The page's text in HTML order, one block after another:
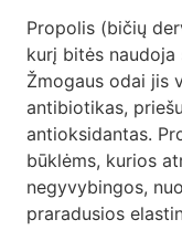
Propolis (bičių
kurį bitės
Žmogaus odai jis
antibiotikas,
antioksidantas.
būklėms, kurios
negyvybingos,
praradusios